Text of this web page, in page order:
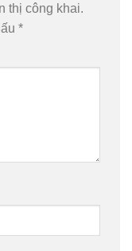
thị công khai.
*